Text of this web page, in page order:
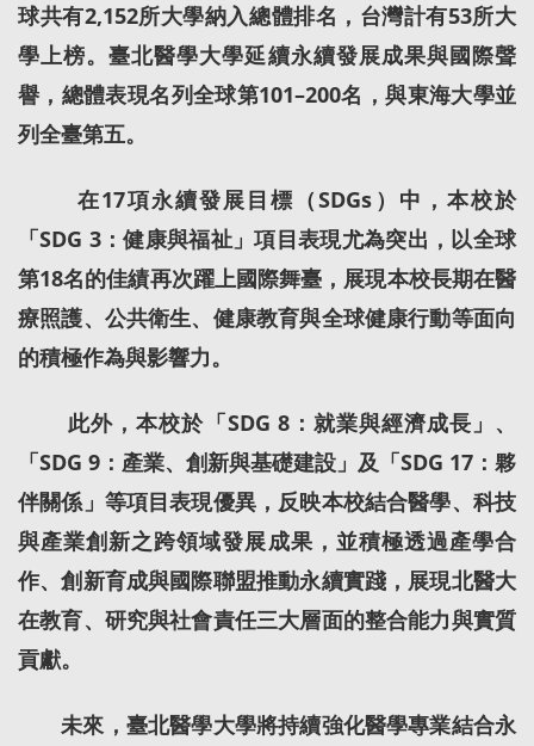
球共有2,152所大學納入總體排名，台灣計有53所大
學上榜。臺北醫學大學延續永續發展成果與國際聲
譽，總體表現名列全球第101–200名，與東海大學並
列全臺第五。
在17項永續發展目標（SDGs）中，本校於
「SDG 3：健康與福祉」項目表現尤為突出，以全球
第18名的佳績再次躍上國際舞臺，展現本校長期在醫
療照護、公共衛生、健康教育與全球健康行動等面向
的積極作為與影響力。
此外，本校於「SDG 8：就業與經濟成長」、
「SDG 9：產業、創新與基礎建設」及「SDG 17：夥
伴關係」等項目表現優異，反映本校結合醫學、科技
與產業創新之跨領域發展成果，並積極透過產學合
作、創新育成與國際聯盟推動永續實踐，展現北醫大
在教育、研究與社會責任三大層面的整合能力與實質
貢獻。
未來，臺北醫學大學將持續強化醫學專業結合永